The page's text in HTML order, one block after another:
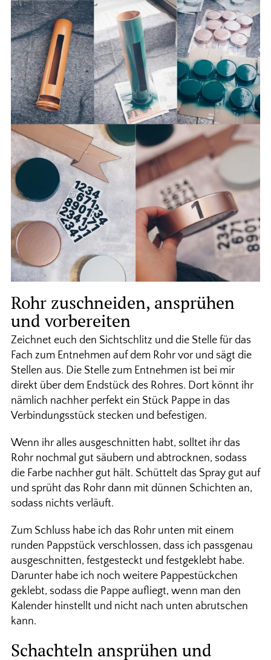
Rohr zuschneiden, ansprühen
und vorbereiten
Zeichnet euch den Sichtschlitz und die Stelle für das
Fach zum Entnehmen auf dem Rohr vor und sägt die
Stellen aus. Die Stelle zum Entnehmen ist bei mir
direkt über dem Endstück des Rohres. Dort könnt ihr
nämlich nachher perfekt ein Stück Pappe in das
Verbindungsstück stecken und befestigen.
Wenn ihr alles ausgeschnitten habt, solltet ihr das
Rohr nochmal gut säubern und abtrocknen, sodass
die Farbe nachher gut hält. Schüttelt das Spray gut auf
und sprüht das Rohr dann mit dünnen Schichten an,
sodass nichts verläuft.
Zum Schluss habe ich das Rohr unten mit einem
runden Pappstück verschlossen, dass ich passgenau
ausgeschnitten, festgesteckt und festgeklebt habe.
Darunter habe ich noch weitere Pappestückchen
geklebt, sodass die Pappe aufliegt, wenn man den
Kalender hinstellt und nicht nach unten abrutschen
kann.
Schachteln ansprühen und